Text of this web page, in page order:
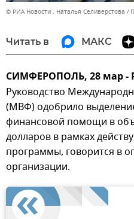
© РИА Новости . Наталья Селиверстова
Читать в МАКС
СИМФЕРОПОЛЬ, 28 мар -
Руководство
(МВФ) одобрило
финансовой помощи в
долларов в рамках
программы, говорится в
организации.